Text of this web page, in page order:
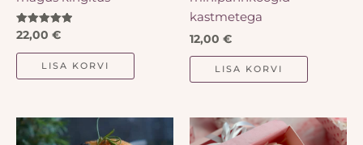
Hinnanguga
5.00
/ 5
22,00 €
LISA KORVI
kastmetega
12,00 €
LISA KORVI